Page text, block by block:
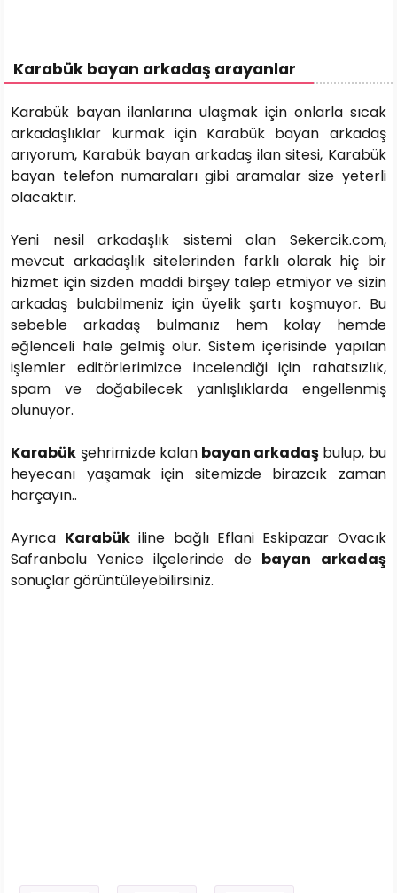
Karabük bayan arkadaş arayanlar
Karabük bayan ilanlarına ulaşmak için onlarla sıcak
arkadaşlıklar kurmak için Karabük bayan arkadaş
arıyorum, Karabük bayan arkadaş ilan sitesi, Karabük
bayan telefon numaraları gibi aramalar size yeterli
olacaktır.
Yeni nesil arkadaşlık sistemi olan Sekercik.com,
mevcut arkadaşlık sitelerinden farklı olarak hiç bir
hizmet için sizden maddi birşey talep etmiyor ve sizin
arkadaş bulabilmeniz için üyelik şartı koşmuyor. Bu
sebeble arkadaş bulmanız hem kolay hemde
eğlenceli hale gelmiş olur. Sistem içerisinde yapılan
işlemler editörlerimizce incelendiği için rahatsızlık,
spam ve doğabilecek yanlışlıklarda engellenmiş
olunuyor.
Karabük şehrimizde kalan bayan arkadaş bulup, bu
heyecanı yaşamak için sitemizde birazcık zaman
harçayın..
Ayrıca Karabükiline bağlı Eflani Eskipazar Ovacık
Safranbolu Yenice ilçelerinde de bayan arkadaş
sonuçlar görüntüleyebilirsiniz.